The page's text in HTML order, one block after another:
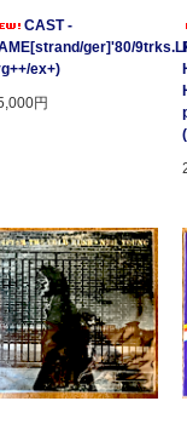
CAST -
ger]'80/
ex+)
円